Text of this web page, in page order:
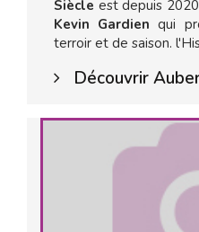
Siècle est depuis
Kevin Gardien qui
terroir et de saison.
Découvrir